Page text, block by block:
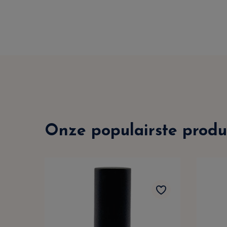
Onze populairste